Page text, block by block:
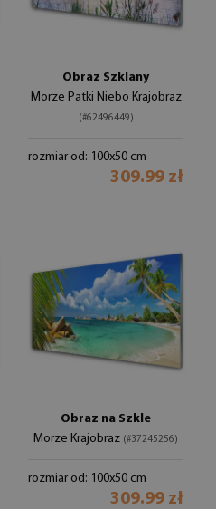
Obraz Szklany
Morze Patki Niebo Krajobraz
(#62496449)
rozmiar od: 100x50 cm
309.99 zł
Obraz na Szkle
Morze Krajobraz (#37245256)
rozmiar od: 100x50 cm
309.99 zł